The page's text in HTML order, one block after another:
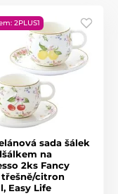
2PLUS1
sada šálek
na
2ks Fancy
citron
Easy Life